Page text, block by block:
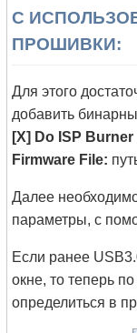
С
ПРОШИВКИ:
Для этого
добавить
[X] Do ISP Burner
Firmware File:
Далее
параметры, с
Если ранее
окне, то теперь
определиться в